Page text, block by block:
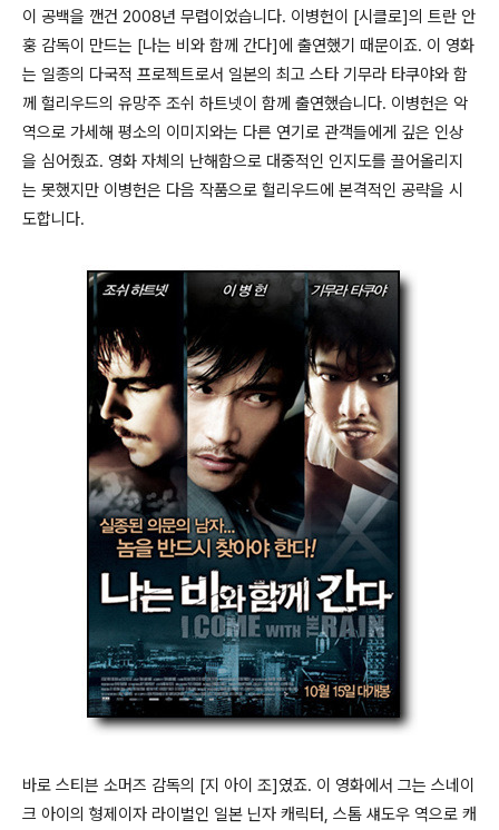
이 공백을 깬건 2008년 무렵이었습니다. 이병헌이 [시클로]의 트란 안
훙 감독이 만드는 [나는 비와 함께 간다]에 출연했기 때문이죠. 이 영화
는 일종의 다국적 프로젝트로서 일본의 최고 스타 기무라 타쿠야와 함
께 헐리우드의 유망주 조쉬 하트넷이 함께 출연했습니다. 이병헌은 악
역으로 가세해 평소의 이미지와는 다른 연기로 관객들에게 깊은 인상
을 심어줬죠. 영화 자체의 난해함으로 대중적인 인지도를 끌어올리지
는 못했지만 이병헌은 다음 작품으로 헐리우드에 본격적인 공략을 시
도합니다.
바로 스티븐 소머즈 감독의 [지 아이 조]였죠. 이 영화에서 그는 스네이
크 아이의 형제이자 라이벌인 일본 닌자 캐릭터, 스톰 섀도우 역으로 캐